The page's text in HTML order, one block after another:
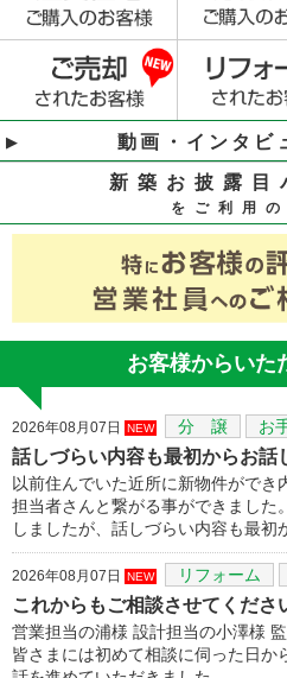
動画・インタビ
新築お披露目
をご利用
お客様からいた
2026年08月07日 NEW 分 譲 お
話しづらい内容も最初からお話
以前住んでいた近所に新物件がで
担当者さんと繋がる事ができました
しましたが、話しづらい内容も最初
2026年08月07日 NEW リフォーム
これからもご相談させてくださ
営業担当の浦様 設計担当の小澤様
皆さまには初めて相談に伺った日か